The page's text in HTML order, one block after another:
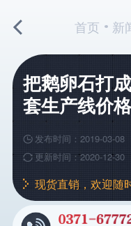
首页 新
把鹅卵石打
套生产线价
发布时间：2019-03-08
更新时间：2020-12-30
现货直销，欢迎随